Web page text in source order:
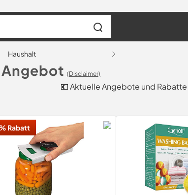
Haushalt
Angebot (Disclaimer)
💶 Aktuelle Angebote und Rabatte
Rabatt